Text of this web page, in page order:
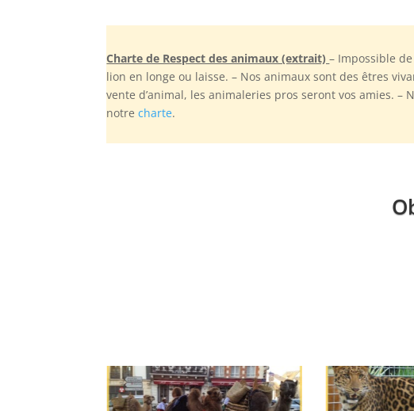
Charte de Respect des animaux (extrait)– Impossible
lion en longe ou laisse. – Nos animaux sont des êtres
vente d’animal, les animaleries pros seront vos amies. –
notrecharte.